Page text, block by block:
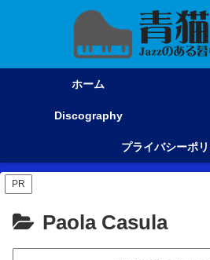
ホーム
Discography
プライバシーポ
PR
Paola Casula